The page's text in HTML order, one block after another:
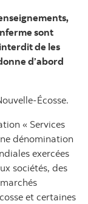
sont
de les
d’abord
Écosse.
« Services
dénomination
exercées
sociétés, des
et certaines